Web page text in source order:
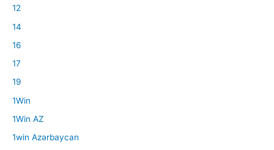
12
14
16
17
19
1Win
1Win AZ
1win Azərbaycan